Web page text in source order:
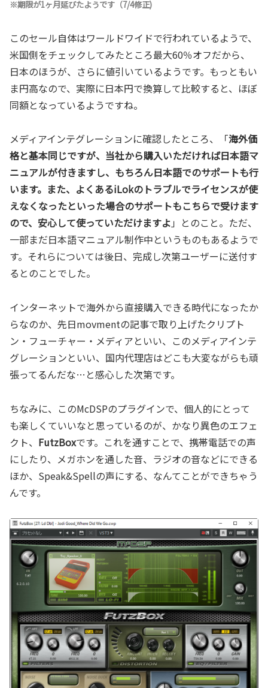
※期限が1ヶ月延びたようです（7/4修正)
このセール自体はワールドワイドで行われているようで、
米国側をチェックしてみたところ最大60％オフだから、
日本のほうが、さらに値引いているようです。もっともい
ま円高なので、実際に日本円で換算して比較すると、ほぼ
同額となっているようですね。
メディアインテグレーションに確認したところ、「海外価
格と基本同じですが、当社から購入いただければ日本語マ
ニュアルが付きますし、もちろん日本語でのサポートも行
います。また、よくあるiLokのトラブルでライセンスが使
えなくなったといった場合のサポートもこちらで受けます
ので、安心して使っていただけますよ 」とのこと。ただ、
一部まだ日本語マニュアル制作中というものもあるようで
す。それらについては後日、完成し次第ユーザーに送付す
るとのことでした。
インターネットで海外から直接購入できる時代になったか
らなのか、先日movmentの記事で取り上げたクリプト
ン・フューチャー・メディアといい、このメディアインテ
グレーションといい、国内代理店はどこも大変ながらも頑
張ってるんだな…と感心した次第です。
ちなみに、このMcDSPのプラグインで、個人的にとって
も楽しくていいなと思っているのが、かなり異色のエフェ
クト、 FutzBoxです。これを通すことで、携帯電話での声
にしたり、メガホンを通した音、ラジオの音などにできる
ほか、Speak&Spellの声にする、なんてことができちゃう
んです。